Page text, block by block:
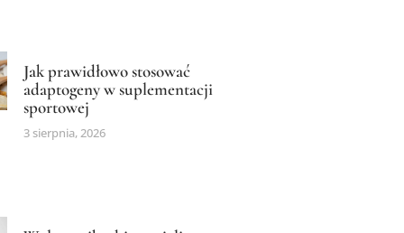
Jak prawidłowo stosować
adaptogeny w suplementacji
sportowej
3 sierpnia, 2026